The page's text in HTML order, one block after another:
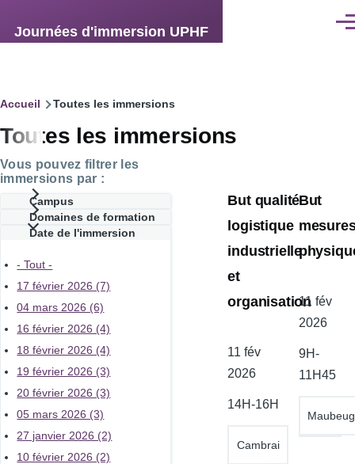
Journées d'immersion UPHF
Fil
d'Ariane
Accueil Toutes les immersions
Toutes les immersions
Vous pouvez filtrer les
immersions par :
Campus
Domaines de formation
Date de l'immersion
- Tout -
17 février 2026 (7)
04 mars 2026 (6)
16 février 2026 (4)
18 février 2026 (4)
19 février 2026 (3)
20 février 2026 (3)
05 mars 2026 (3)
27 janvier 2026 (2)
10 février 2026 (2)
But qualité
logistique
industrielle
et
organisation
Date
de
11 fév
2026
14H-16H
Cambrai
But
Date
de
11 fév
2026
9H-
11H45